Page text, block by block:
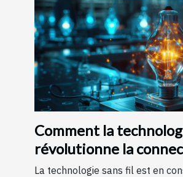
Comment la
révolutionne la
internet
La technologie sans fil est en